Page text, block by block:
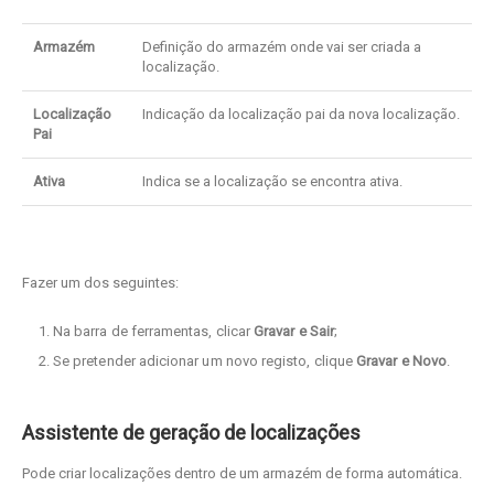
Armazém
Definição do armazém onde vai ser criada a
localização.
Localização
Pai
Indicação da localização pai da nova localização.
Ativa Indica se a localização se encontra ativa.
Fazer um dos seguintes:
Na barra de ferramentas, clicar Gravar e Sair;
Se pretender adicionar um novo registo, clique Gravar e Novo.
Assistente de geração de localizações
Pode criar localizações dentro de um armazém de forma automática.